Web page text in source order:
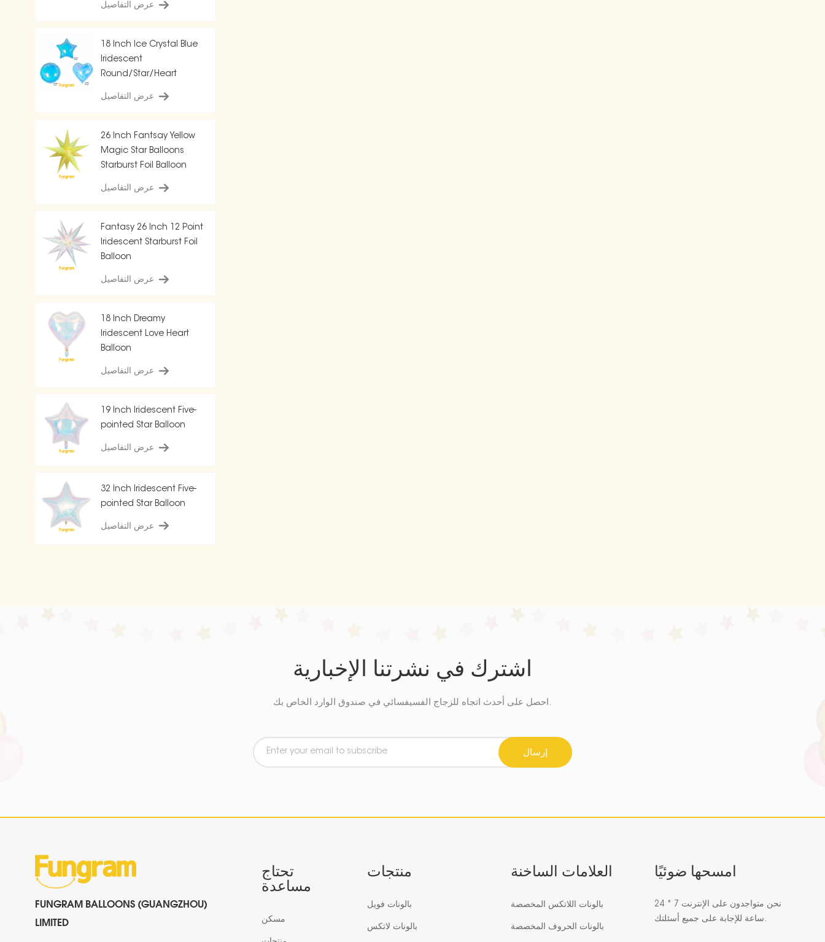
عرض التفاصيل
18 Inch Ice Crystal Blue
Iridescent
Round/Star/Heart
عرض التفاصيل
26 Inch Fantsay Yellow
Magic Star Balloons
Starburst Foil Balloon
عرض التفاصيل
Fantasy 26 Inch 12 Point
Iridescent Starburst Foil
Balloon
عرض التفاصيل
18 Inch Dreamy
Iridescent Love Heart
Balloon
عرض التفاصيل
19 Inch Iridescent Five-
pointed Star Balloon
عرض التفاصيل
32 Inch Iridescent Five-
pointed Star Balloon
عرض التفاصيل
اشترك في نشرتنا الإخبارية
احصل على أحدث اتجاه للزجاج الفسيفسائي في صندوق الوارد الخاص بك.
إرسال
FUNGRAM BALLOONS (GUANGZHOU)
LIMITED
تحتاج
مساعدة
مسكن
منتجات
بالونات فويل
بالونات لاتكس
العلامات الساخنة
بالونات اللاتكس المخصصة
بالونات الحروف المخصصة
امسحها ضوئيًا
نحن متواجدون على الإنترنت 7 * 24
ساعة للإجابة على جميع أسئلتك.